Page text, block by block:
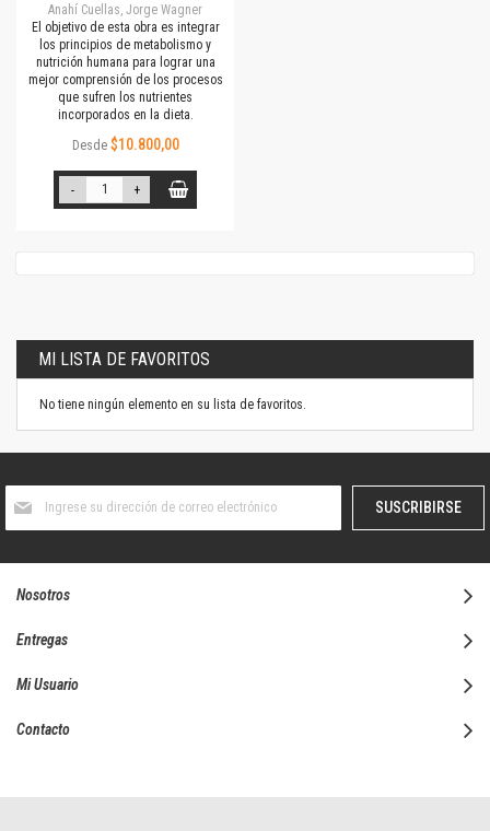
Anahí Cuellas, Jorge Wagner
El objetivo de esta obra es integrar
los principios de metabolismo y
nutrición humana para lograr una
mejor comprensión de los procesos
que sufren los nutrientes
incorporados en la dieta.
Desde $10.800,00
- +
MI LISTA DE FAVORITOS
No tiene ningún elemento en su lista de favoritos.
boletín
SUSCRIBIRSE
Nosotros
Entregas
Mi Usuario
Contacto